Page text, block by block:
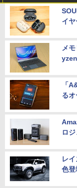
イ
メ
「
る
ロ
レ
色